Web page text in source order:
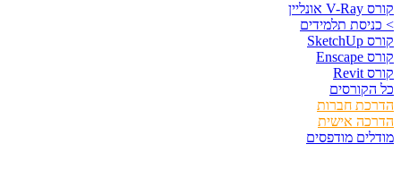
קורס V-Ray אונליין
> כניסת תלמידים
קורס SketchUp
קורס Enscape
קורס Revit
כל הקורסים
הדרכת חברות
הדרכה אישית
מודלים מודפסים